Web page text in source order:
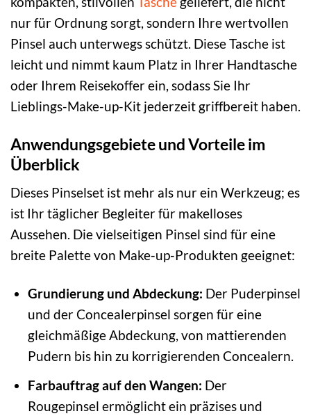
nur für Ordnung sorgt, sondern Ihre wertvollen
Pinsel auch unterwegs schützt. Diese Tasche ist
leicht und nimmt kaum Platz in Ihrer Handtasche
oder Ihrem Reisekoffer ein, sodass Sie Ihr
Lieblings-Make-up-Kit jederzeit griffbereit haben.
Anwendungsgebiete und Vorteile im
Überblick
Dieses Pinselset ist mehr als nur ein Werkzeug; es
ist Ihr täglicher Begleiter für makelloses
Aussehen. Die vielseitigen Pinsel sind für eine
breite Palette von Make-up-Produkten geeignet:
Grundierung und Abdeckung: Der Puderpinsel
und der Concealerpinsel sorgen für eine
gleichmäßige Abdeckung, von mattierenden
Pudern bis hin zu korrigierenden Concealern.
Farbauftrag auf den Wangen: Der
Rougepinsel ermöglicht ein präzises und